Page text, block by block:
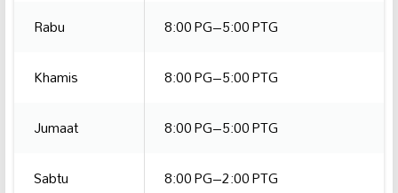
Rabu
8:00 PG–5:00 PTG
Khamis
8:00 PG–5:00 PTG
Jumaat
8:00 PG–5:00 PTG
Sabtu
8:00 PG–2:00 PTG